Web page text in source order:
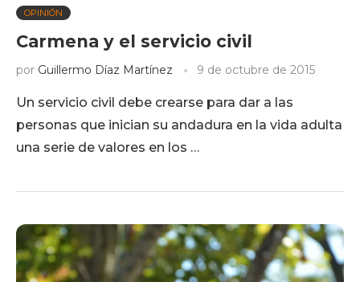
OPINIÓN
Carmena y el servicio civil
por Guillermo Díaz Martínez 9 de octubre de 2015
Un servicio civil debe crearse para dar a las
personas que inician su andadura en la vida adulta
una serie de valores en los …